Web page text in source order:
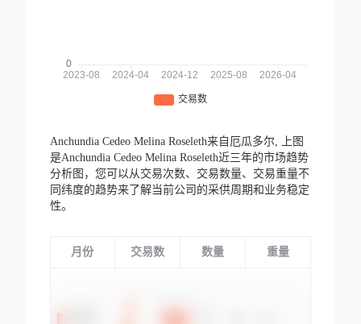
Anchundia Cedeo Melina Roseleth来自厄瓜多尔,
上图
是Anchundia Cedeo Melina Roseleth近三年的市场趋势
分析图，您可以从交易次数、交易数量、交易重量不
同纬度的趋势来了解当前公司的采供周期和业务稳定
性。
月份 交易数 数量 重量